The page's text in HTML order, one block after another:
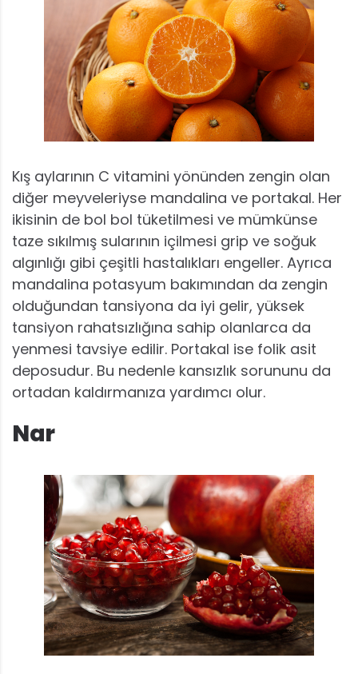
Kış aylarının C vitamini yönünden zengin olan
diğer meyveleriyse mandalina ve portakal. Her
ikisinin de bol bol tüketilmesi ve mümkünse
taze sıkılmış sularının içilmesi grip ve soğuk
algınlığı gibi çeşitli hastalıkları engeller. Ayrıca
mandalina potasyum bakımından da zengin
olduğundan tansiyona da iyi gelir, yüksek
tansiyon rahatsızlığına sahip olanlarca da
yenmesi tavsiye edilir. Portakal ise folik asit
deposudur. Bu nedenle kansızlık sorununu da
ortadan kaldırmanıza yardımcı olur.
Nar